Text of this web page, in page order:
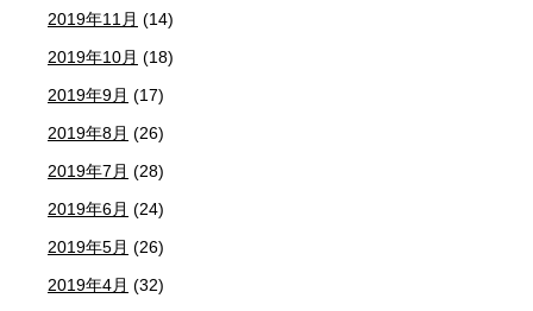
2019年11月 (14)
2019年10月 (18)
2019年9月 (17)
2019年8月 (26)
2019年7月 (28)
2019年6月 (24)
2019年5月 (26)
2019年4月 (32)